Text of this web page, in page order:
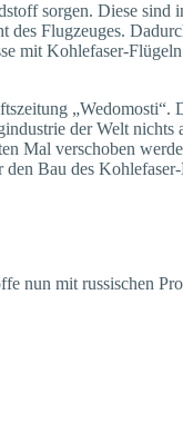
sorgen. Diese
Flugzeuges.
mit Kohlefaser-
der Welt nichts
Mal verschoben
Bau des
mit russischen